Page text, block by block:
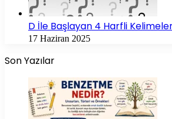
D İle Başlayan 4 Harfli
17 Haziran 2025
Son Yazılar